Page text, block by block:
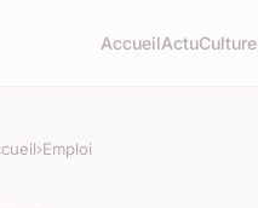
AccueilActuCulture
›Emploi